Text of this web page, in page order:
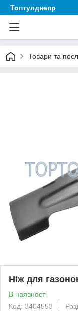
Топтулднепр
Товари та
Ніж для
В наявності
Код: 3404553